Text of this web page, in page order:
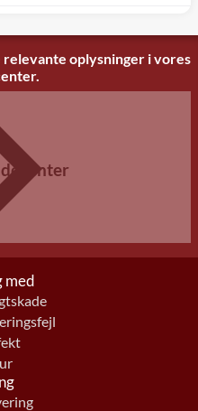
oplysninger i vores
med